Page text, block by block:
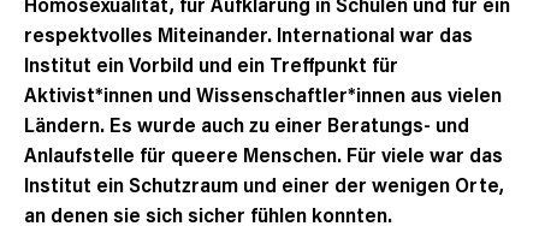
respektvolles Miteinander. International war das
Institut ein Vorbild und ein Treffpunkt für
Aktivist*innen und Wissenschaftler*innen aus vielen
Ländern. Es wurde auch zu einer Beratungs- und
Anlaufstelle für queere Menschen. Für viele war das
Institut ein Schutzraum und einer der wenigen Orte,
an denen sie sich sicher fühlen konnten.